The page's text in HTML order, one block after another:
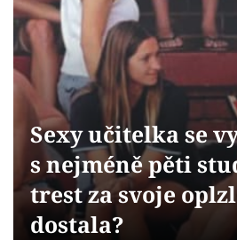
Virály
Sex a vztahy
Videa
Sledujte prima+
Přihlášení
Sexy učitelka se
s nejméně pěti
trest za svoje
dostala?